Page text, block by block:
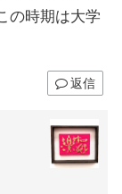
の時期は大学
返信